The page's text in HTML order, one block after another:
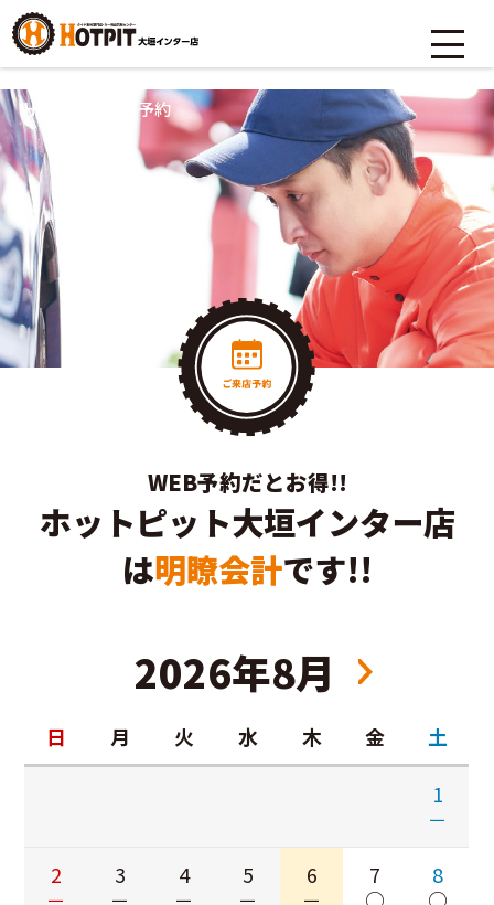
HOME ご来店予約
WEB予約だとお得!!
ホットピット大垣インター店
は明瞭会計です!!
2026年8月
日 月 火 水 木 金
土
1
－
2
3
4
5
6
7
8